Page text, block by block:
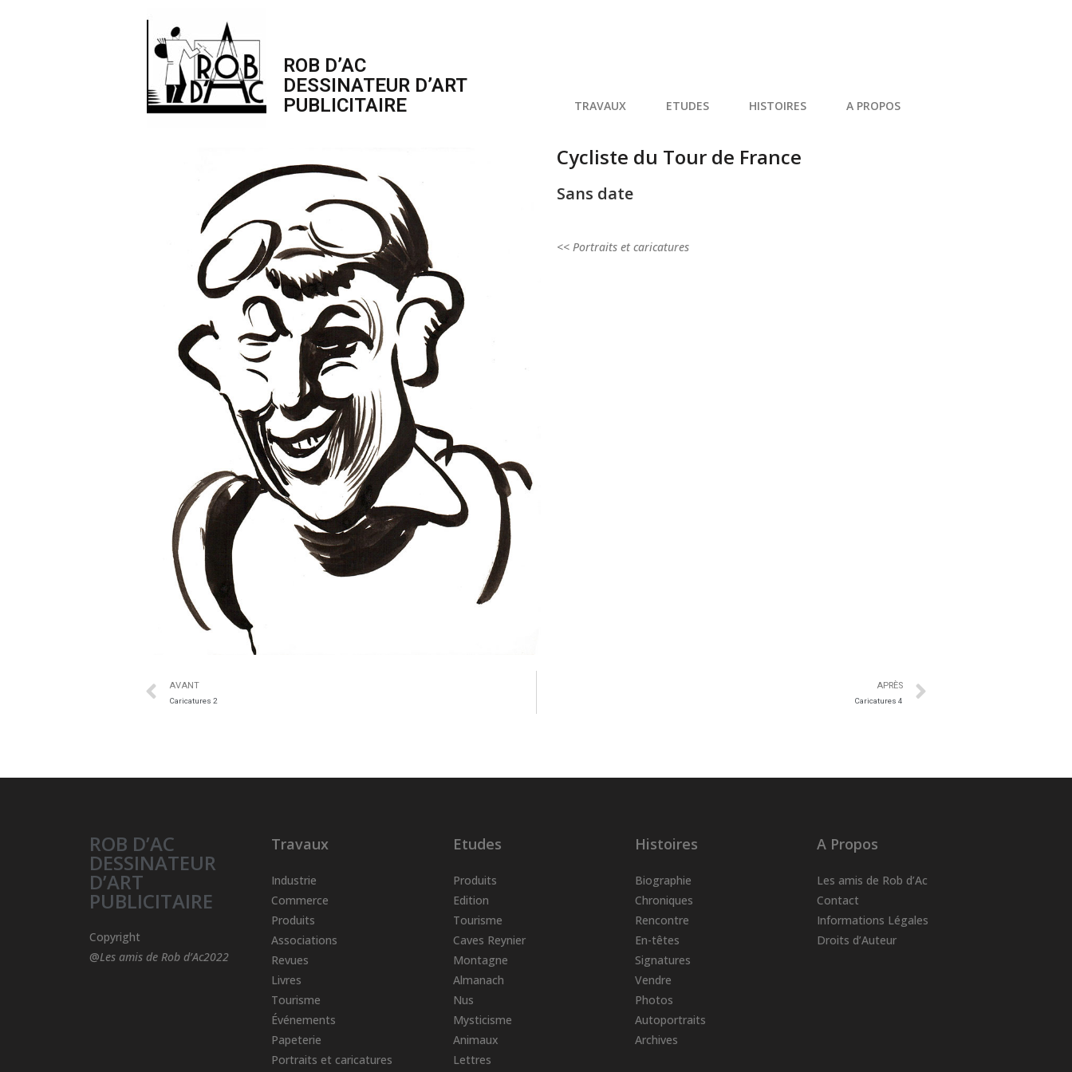
ROB D’AC
DESSINATEUR D’ART
PUBLICITAIRE
TRAVAUX ETUDES HISTOIRES A PROPOS
Cycliste du Tour de France
Sans date
<< Portraits et caricatures
AVANT
Caricatures 2
APRÈS
Caricatures 4
ROB D’AC
DESSINATEUR
D’ART
PUBLICITAIRE
Copyright
@Les amis de Rob d’Ac2022
Travaux
Industrie
Commerce
Produits
Associations
Revues
Livres
Tourisme
Événements
Papeterie
Portraits et caricatures
Etudes
Produits
Edition
Tourisme
Caves Reynier
Montagne
Almanach
Nus
Mysticisme
Animaux
Lettres
Histoires
Biographie
Chroniques
Rencontre
En-têtes
Signatures
Vendre
Photos
Autoportraits
Archives
A Propos
Les amis de Rob d’Ac
Contact
Informations Légales
Droits d’Auteur